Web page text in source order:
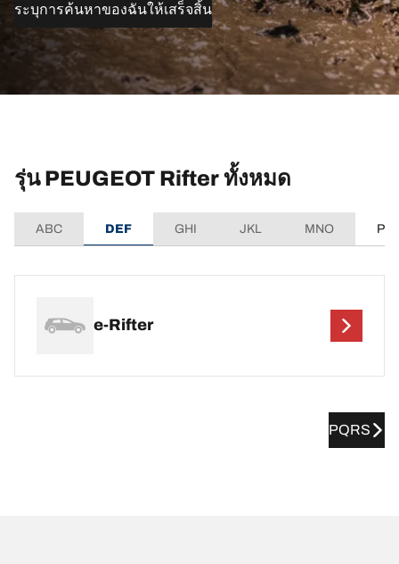
ระบุการค้นหาของฉันให้เสร็จสิ้น
รุ่น PEUGEOT Rifter ทั้งหมด
ABC DEF GHI JKL MNO
e-Rifter
PQRS